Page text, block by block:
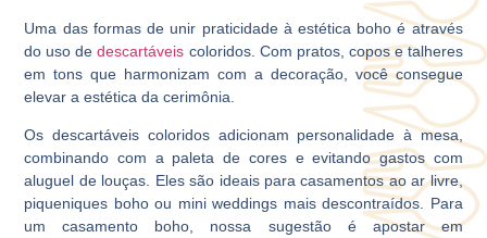
Uma das formas de unir praticidade à estética boho é através
do uso dedescartáveis coloridos. Com pratos, copos e talheres
em tons que harmonizam com a decoração, você consegue
elevar a estética da cerimônia.
Os descartáveis coloridos adicionam personalidade à mesa,
combinando com a paleta de cores e evitando gastos com
aluguel de louças. Eles são ideais para casamentos ao ar livre,
piqueniques boho ou mini weddings mais descontraídos. Para
um casamento boho, nossa sugestão é apostar em